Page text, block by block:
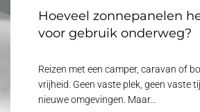
Hoeveel zonnepanelen
voor gebruik onderweg?
Reizen met een camper, caravan of
vrijheid. Geen vaste plek, geen vaste
nieuwe omgevingen. Maar…